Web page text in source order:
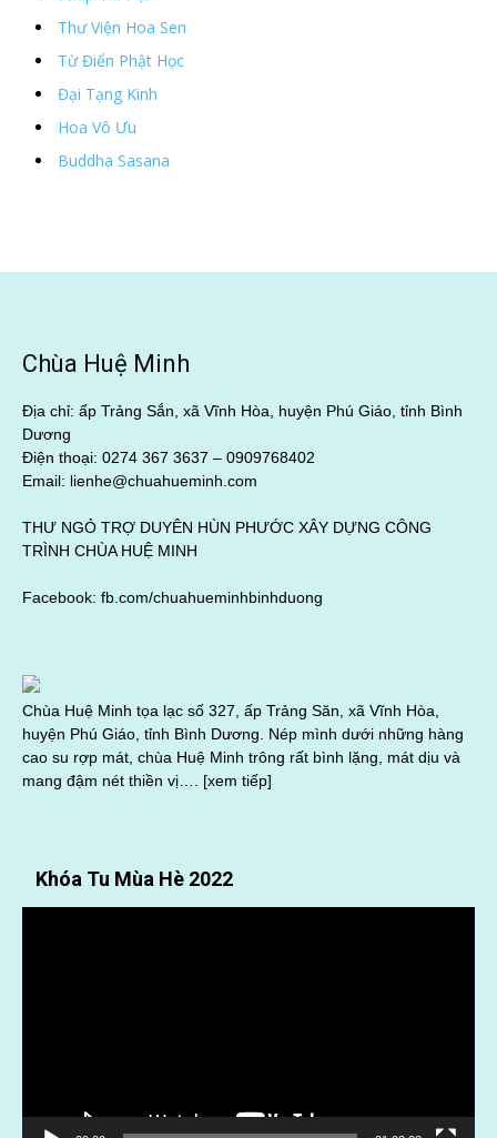
Thư Viện Hoa Sen
Từ Điển Phật Học
Đại Tạng Kinh
Hoa Vô Ưu
Buddha Sasana
Chùa Huệ Minh
Địa chỉ: ấp Trảng Sắn, xã Vĩnh Hòa, huyện Phú Giáo, tỉnh Bình
Dương
Điện thoại: 0274 367 3637 – 0909768402
Email: lienhe@chuahueminh.com
THƯ NGỎ TRỢ DUYÊN HÙN PHƯỚC XÂY DỰNG CÔNG
TRÌNH CHÙA HUỆ MINH
Facebook: fb.com/chuahueminhbinhduong
Chùa Huệ Minh tọa lạc số 327, ấp Trảng Săn, xã Vĩnh Hòa,
huyện Phú Giáo, tỉnh Bình Dương. Nép mình dưới những hàng
cao su rợp mát, chùa Huệ Minh trông rất bình lặng, mát dịu và
mang đậm nét thiền vị…. [xem tiếp]
Khóa Tu Mùa Hè 2022